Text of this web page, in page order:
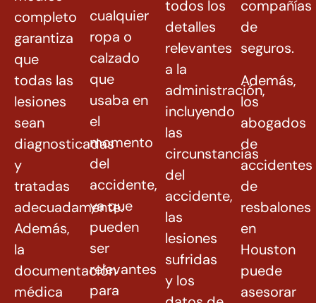
completo
garantiza
que
todas las
lesiones
sean
diagnosticadas
y
tratadas
adecuadamente.
Además,
la
documentación
médica
cualquier
ropa o
calzado
que
usaba en
el
momento
del
accidente,
ya que
pueden
ser
relevantes
para
todos los
detalles
relevantes
a la
administración,
incluyendo
las
circunstancias
del
accidente,
las
lesiones
sufridas
y los
compañías
de
seguros.
Además,
los
abogados
de
accidentes
de
resbalones
en
Houston
puede
asesorar